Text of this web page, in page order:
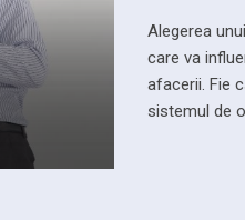
Alegerea
care va
afacerii. Fie
sistemul de